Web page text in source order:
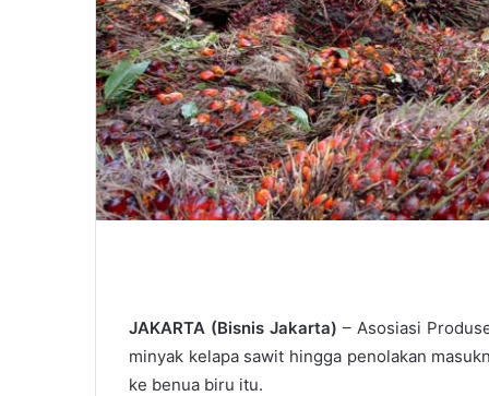
JAKARTA (Bisnis Jakarta) – Asosiasi
minyak kelapa sawit hingga penolakan
ke benua biru itu.